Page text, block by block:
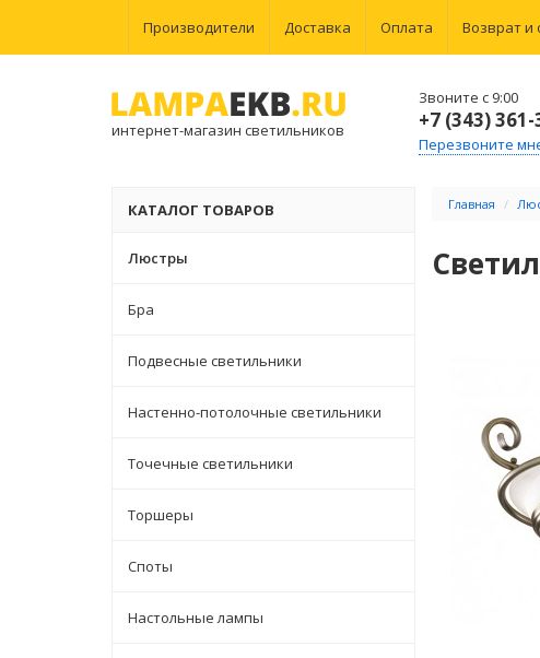
Производители Доставка Оплата Возврат и
интернет-магазин светильников
Звоните с 9:00
+7 (343)
Перезвоните
КАТАЛОГ ТОВАРОВ
Люстры
Бра
Подвесные светильники
Настенно-потолочные светильники
Точечные светильники
Торшеры
Споты
Настольные лампы
Главная